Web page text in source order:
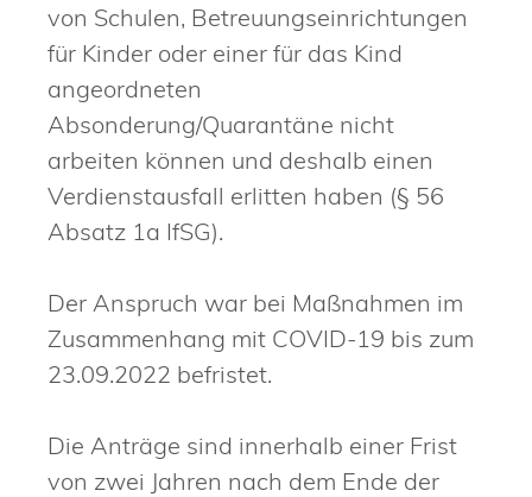
von Schulen, Betreuungseinrichtungen
für Kinder oder einer für das Kind
angeordneten
Absonderung/Quarantäne nicht
arbeiten können und deshalb einen
Verdienstausfall erlitten haben (§ 56
Absatz 1a IfSG).
Der Anspruch war bei Maßnahmen im
Zusammenhang mit COVID-19 bis zum
23.09.2022 befristet.
Die Anträge sind innerhalb einer Frist
von zwei Jahren nach dem Ende der